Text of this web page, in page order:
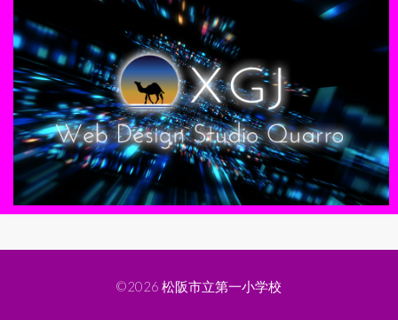
©2026 松阪市立第一小学校